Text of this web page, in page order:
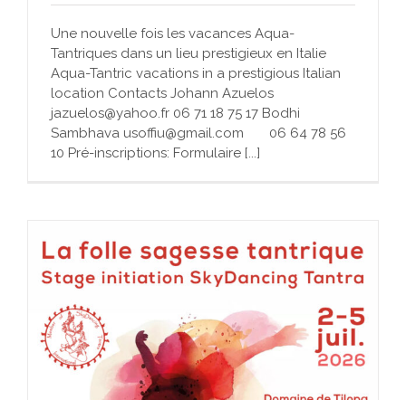
Une nouvelle fois les vacances Aqua-
Tantriques dans un lieu prestigieux en Italie
Aqua-Tantric vacations in a prestigious Italian
location Contacts Johann Azuelos
jazuelos@yahoo.fr 06 71 18 75 17 Bodhi
Sambhava usoffiu@gmail.com 06 64 78 56
10 Pré-inscriptions: Formulaire [...]